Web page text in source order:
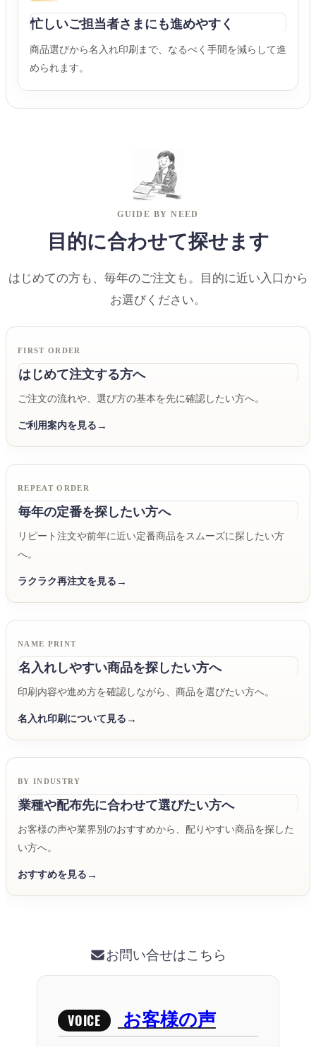
忙しいご担当者さまにも進めやすく
商品選びから名入れ印刷まで、なるべく手間を減らして進
められます。
GUIDE BY NEED
目的に合わせて探せます
はじめての方も、毎年のご注文も。目的に近い入口から
お選びください。
FIRST ORDER
はじめて注文する方へ
ご注文の流れや、選び方の基本を先に確認したい方へ。
ご利用案内を見る
REPEAT ORDER
毎年の定番を探したい方へ
リピート注文や前年に近い定番商品をスムーズに探したい方
へ。
ラクラク再注文を見る
NAME PRINT
名入れしやすい商品を探したい方へ
印刷内容や進め方を確認しながら、商品を選びたい方へ。
名入れ印刷について見る
BY INDUSTRY
業種や配布先に合わせて選びたい方へ
お客様の声や業界別のおすすめから、配りやすい商品を探した
い方へ。
おすすめを見る
お問い合せはこちら
VOICE お客様の声